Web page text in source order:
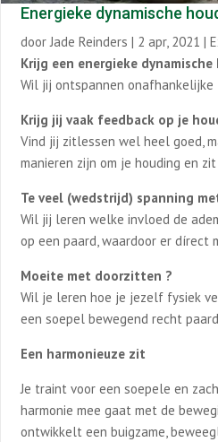
Energieke dynamische
doorJade Reinders | 2 apr, 2021 |
Krijg een energieke
Wil jij ontspannen onafhankelijke
Krijg jij vaak feedback op je
Vind jij zitlessen wel heel goed,
manieren zijn om je houding en
Te veel (wedstrijd) spanning
Wil jij leren welke invloed de
op een paard, waardoor er dírect
Moeite met doorzitten ?
Wil je leren hoe je jezelf fysiek
een soepel bewegend recht
Een harmonieuze zit
Je traint voor een soepele en
harmonie mee gaat met de
ontwikkelt een buigzame,